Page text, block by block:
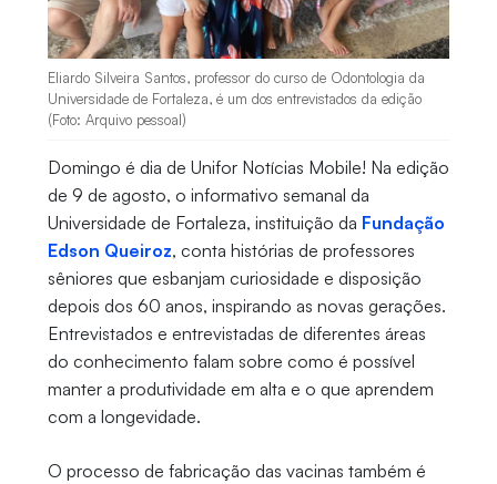
Eliardo Silveira Santos, professor do curso de Odontologia da
Universidade de Fortaleza, é um dos entrevistados da edição
(Foto: Arquivo pessoal)
Domingo é dia de Unifor Notícias Mobile! Na edição
de 9 de agosto, o informativo semanal da
Universidade de Fortaleza, instituição da Fundação
Edson Queiroz, conta histórias de professores
sêniores que esbanjam curiosidade e disposição
depois dos 60 anos, inspirando as novas gerações.
Entrevistados e entrevistadas de diferentes áreas
do conhecimento falam sobre como é possível
manter a produtividade em alta e o que aprendem
com a longevidade.
O processo de fabricação das vacinas também é